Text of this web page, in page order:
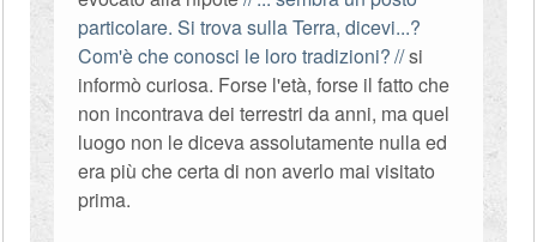
particolare. Si trova sulla Terra, dicevi...?
Com'è che conosci le loro tradizioni? si
informò curiosa. Forse l'età, forse il fatto che
non incontrava dei terrestri da anni, ma quel
luogo non le diceva assolutamente nulla ed
era più che certa di non averlo mai visitato
prima.